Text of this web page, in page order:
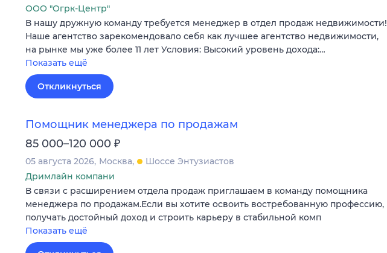
ООО "Огрк-Центр"
В нашу дружную команду требуется менеджер в отдел продаж недвижимости!
Наше агентство зарекомендовало себя как лучшее агентство недвижимости,
на рынке мы уже более 11 лет Условия: Высокий уровень дохода:…
Показать ещё
Откликнуться
Помощник менеджера по продажам
85 000–120 000 ₽
05 августа 2026 Москва
Шоссе Энтузиастов
Дримлайн компани
В связи с расширением отдела продаж приглашаем в команду помощника
менеджера по продажам.Если вы хотите освоить востребованную профессию,
получать достойный доход и строить карьеру в стабильной комп
Показать ещё